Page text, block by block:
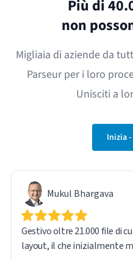
Più di
non
Migliaia di aziende da
Parseur per i loro
Unisciti a
Inizia
Mukul Bhargava
Gestivo oltre 21.000 file di
layout, il che inizialmente